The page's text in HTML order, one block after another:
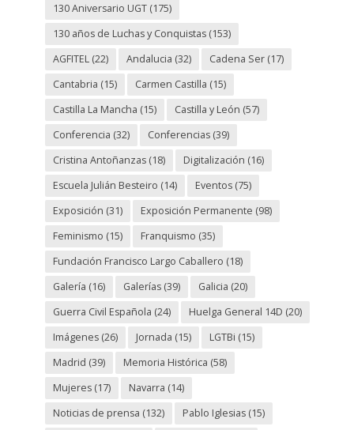
130 Aniversario UGT(175)
130 años de Luchas y Conquistas(153)
AGFITEL(22) Andalucia (32) Cadena Ser(17)
Cantabria (15) Carmen Castilla (15)
Castilla La Mancha (15) Castilla y León (57)
Conferencia (32) Conferencias(39)
Cristina Antoñanzas(18) Digitalización (16)
Escuela Julián Besteiro (14) Eventos(75)
Exposición (31) Exposición Permanente (98)
Feminismo (15) Franquismo (35)
Fundación Francisco Largo Caballero (18)
Galería (16) Galerías(39) Galicia (20)
Guerra Civil Española (24) Huelga General 14D (20)
Imágenes(26) Jornada (15) LGTBi (15)
Madrid (39) Memoria Histórica (58)
Mujeres(17) Navarra (14)
Noticias de prensa (132) Pablo Iglesias(15)